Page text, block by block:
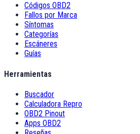
Códigos OBD2
Fallos por Marca
Síntomas
Categorías
Escáneres
Guías
Herramientas
Buscador
Calculadora Repro
OBD2 Pinout
Apps OBD2